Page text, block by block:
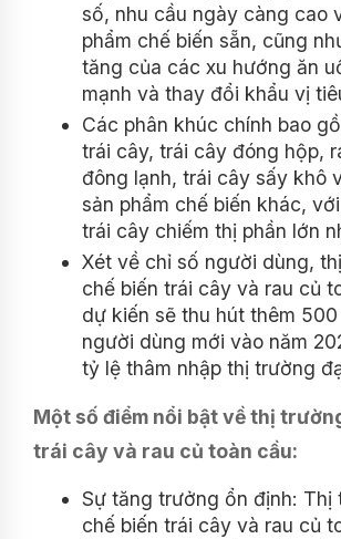
số, nhu cầu ngày càng cao
phẩm chế biến sẵn, cũng
tăng của các xu hướng ăn
mạnh và thay đổi khẩu vị
Các phân khúc chính bao
trái cây, trái cây đóng hộp,
đông lạnh, trái cây sấy khô
sản phẩm chế biến khác,
trái cây chiếm thị phần lớn
Xét về chỉ số người dùng,
chế biến trái cây và rau củ
dự kiến sẽ thu hút thêm
người dùng mới vào năm
tỷ lệ thâm nhập thị trường
Một số điểm nổi bật về thị
trái cây và rau củ toàn cầu:
Sự tăng trưởng ổn định: Thị
chế biến trái cây và rau củ